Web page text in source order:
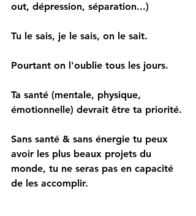
out, dépression, séparation...)
Tu le sais, je le sais, on le sait.
Pourtant on l'oublie tous les jours.
Ta santé (mentale, physique,
émotionnelle) devrait être ta priorité.
Sans santé & sans énergie tu peux
avoir les plus beaux projets du
monde, tu ne seras pas en capacité
de les accomplir.